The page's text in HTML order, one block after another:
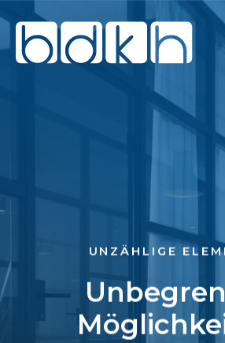
UNZÄHLIGE